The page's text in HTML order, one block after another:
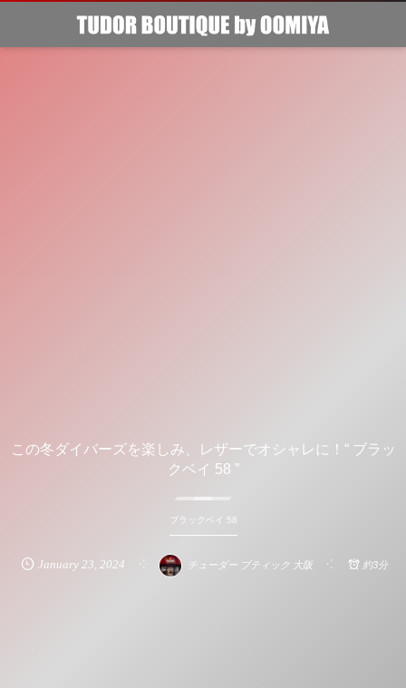
この冬ダイバーズを楽しみ、レザーでオシャレに！“ ブラッ
クベイ 58 ”
ブラックベイ 58
January 23 2024 チューダー ブティック 大阪 約3分